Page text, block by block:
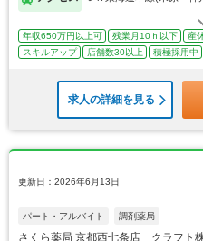
年収650万円以上可 残業月10ｈ以下 産
スキルアップ
店舗数30以上 積極採用中
求人の詳細を見る
更新日：2026年6月13日
パート・アルバイト 調剤薬局
さくら薬局 京都西七条店 クラフト